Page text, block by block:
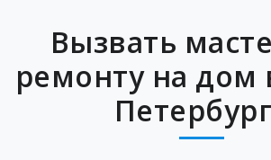
Вызвать
ремонту на дом